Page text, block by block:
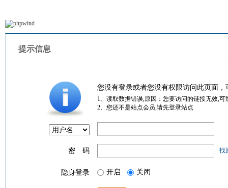
提示信息
您没有登录或者您没有权限访问此页面
1、读取数据错误,原因：您要访问的链接无效,
2、您还不是站点会员,请先登录站点
密 码 找
隐身登录 开启 关闭